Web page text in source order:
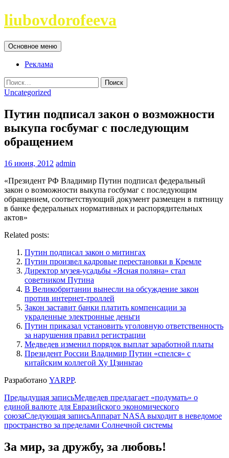
Перейти
к
liubovdorofeeva
Поиск
Основное меню
Реклама
Найти:
Uncategorized
Путин подписал закон о возможности
выкупа госбумаг с последующим
обращением
16 июня, 2012 admin
«Президент РФ Владимир Путин подписал федеральный
закон о возможности выкупа госбумаг с последующим
обращением, соответствующий документ размещен в пятницу
в банке федеральных нормативных и распорядительных
актов»
Related posts:
Путин подписал закон о митингах
Путин произвел кадровые перестановки в Кремле
Директор музея-усадьбы «Ясная поляна» стал
советником Путина
В Великобритании вынесли на обсуждение закон
против интернет-троллей
Закон заставит банки платить компенсации за
украденные электронные деньги
Путин приказал установить уголовную ответственность
за нарушения правил регистрации
Медведев изменил порядок выплат заработной платы
Президент России Владимир Путин «спелся» с
китайским коллегой Ху Цзиньтао
Разработано YARPP.
Навигация
по
записям
Предыдущая записьМедведев предлагает «подумать» о
единой валюте для Евразийского экономического
союзаСледующая записьАппарат NASA выходит в неведомое
пространство за пределами Солнечной системы
За мир, за дружбу, за любовь!